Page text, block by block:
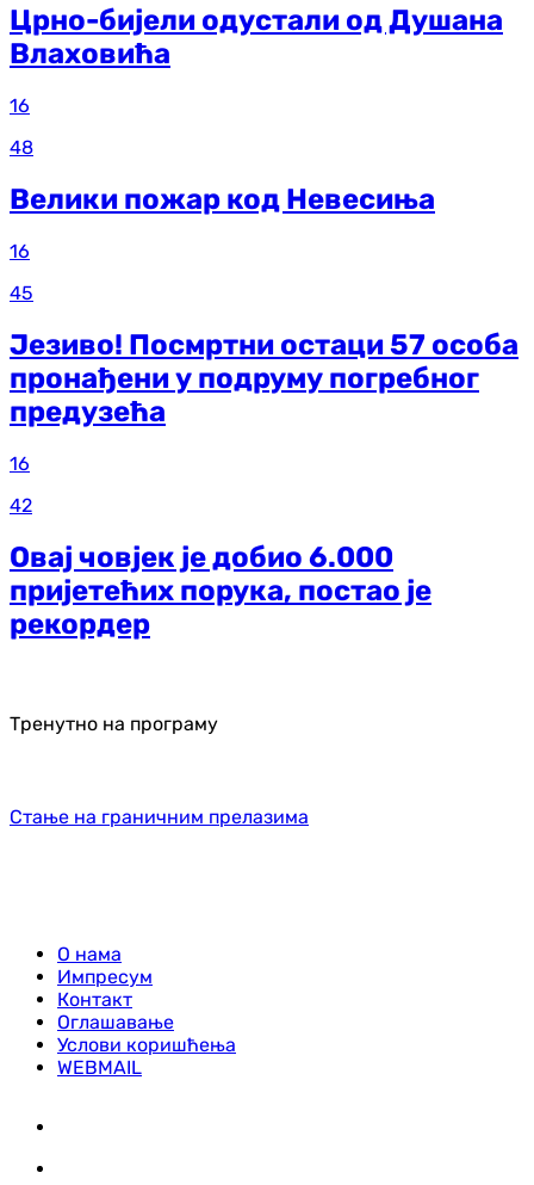
Црно-бијели одустали од Душана
Влаховића
16
48
Велики пожар код Невесиња
16
45
Језиво! Посмртни остаци 57 особа
пронађени у подруму погребног
предузећа
16
42
Овај човјек је добио 6.000
пријетећих порука, постао је
рекордер
Тренутно на програму
Стање на граничним прелазима
О нама
Импресум
Контакт
Оглашавање
Услови коришћења
WEBMAIL